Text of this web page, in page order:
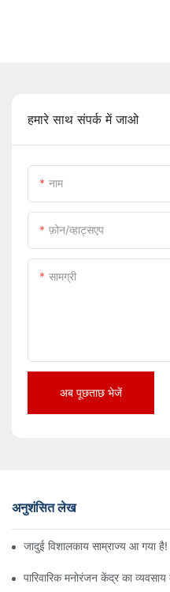
हमारे साथ संपर्क में जाओ
नाम
फ़ोन/व्हाट्सएप
सामग्री
अब पूछताछ भेजें
अनुशंसित लेख
जादुई विशालकाय साम्राज्य आ गया
पारिवारिक मनोरंजन केंद्र का